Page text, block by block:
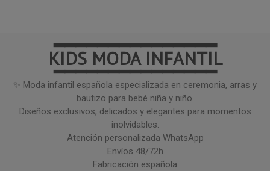
━━━━━━━━━━━━━━━
KIDS MODA INFANTIL
━━━━━━━━━━━━━━━
✨ Moda infantil española especializada en ceremonia, arras y
bautizo para bebé niña y niño.
Diseños exclusivos, delicados y elegantes para momentos
inolvidables.
Atención personalizada WhatsApp
Envíos 48/72h
Fabricación española